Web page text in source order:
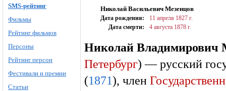
SMS-рейтинг
Фильмы
Рейтинг фильмов
Персоны
Рейтинг персон
Фестивали и премии
Статьи
Николай Васильевич Мезенцов
Дата рождения: 11 апреля 1827 г.
Дата смерти:
4 августа 1878 г.
Николай Владимирович
Петербург) — русский
(1871), член